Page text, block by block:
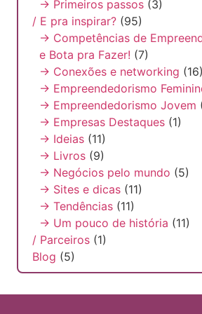
→ Primeiros passos (3)
/ E pra inspirar? (95)
→ Competências de
e Bota pra Fazer! (7)
→ Conexões e networking (16)
→ Empreendedorismo
→ Empreendedorismo Jovem
→ Empresas Destaques (1)
→ Ideias (11)
→ Livros (9)
→ Negócios pelo mundo (5)
→ Sites e dicas (11)
→ Tendências (11)
→ Um pouco de história (11)
/ Parceiros (1)
Blog (5)